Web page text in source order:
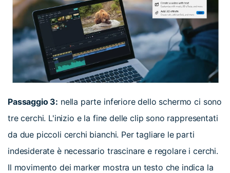
Passaggio 3: nella parte inferiore dello schermo ci sono
tre cerchi. L'inizio e la fine delle clip sono rappresentati
da due piccoli cerchi bianchi. Per tagliare le parti
indesiderate è necessario trascinare e regolare i cerchi.
Il movimento dei marker mostra un testo che indica la